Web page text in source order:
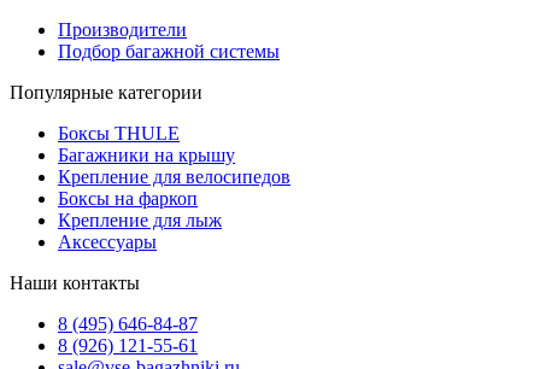
Производители
Подбор багажной системы
Популярные категории
Боксы THULE
Багажники на крышу
Крепление для велосипедов
Боксы на фаркоп
Крепление для лыж
Аксессуары
Наши контакты
8 (495) 646-84-87
8 (926) 121-55-61